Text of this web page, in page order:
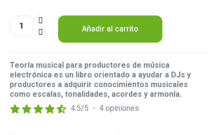
Añadir al carrito
Teoría musical para productores de música
electrónica es un libro orientado a ayudar a DJs y
productores a adquirir conocimientos musicales
como escalas, tonalidades, acordes y armonía.
4.5/5 - 4 opiniones